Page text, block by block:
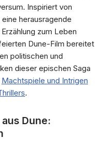
Inspiriert von
herausragende
zum Leben
Dune-Film bereitet
politischen und
dieser epischen Saga
Machtspiele und Intrigen
.
Dune: